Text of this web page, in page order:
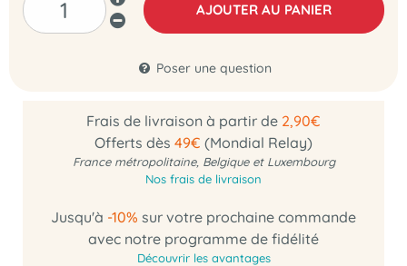
AJOUTER AU PANIER
Poser une question
Frais de livraison à partir de 2,90€
Offerts dès 49€ (Mondial Relay)
France métropolitaine, Belgique et Luxembourg
Nos frais de livraison
Jusqu'à -10% sur votre prochaine commande
avec notre programme de fidélité
Découvrir les avantages